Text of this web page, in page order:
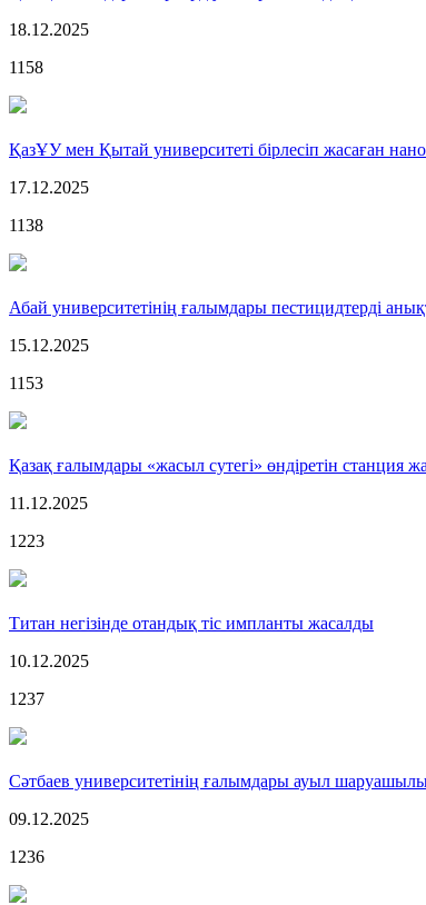
18.12.2025
1158
ҚазҰУ мен Қытай университеті бірлесіп жасаған
17.12.2025
1138
Абай университетінің ғалымдары пестицидтерді
15.12.2025
1153
Қазақ ғалымдары «жасыл сутегі» өндіретін станция
11.12.2025
1223
Титан негізінде отандық тіс импланты жасалды
10.12.2025
1237
Сәтбаев университетінің ғалымдары ауыл
09.12.2025
1236